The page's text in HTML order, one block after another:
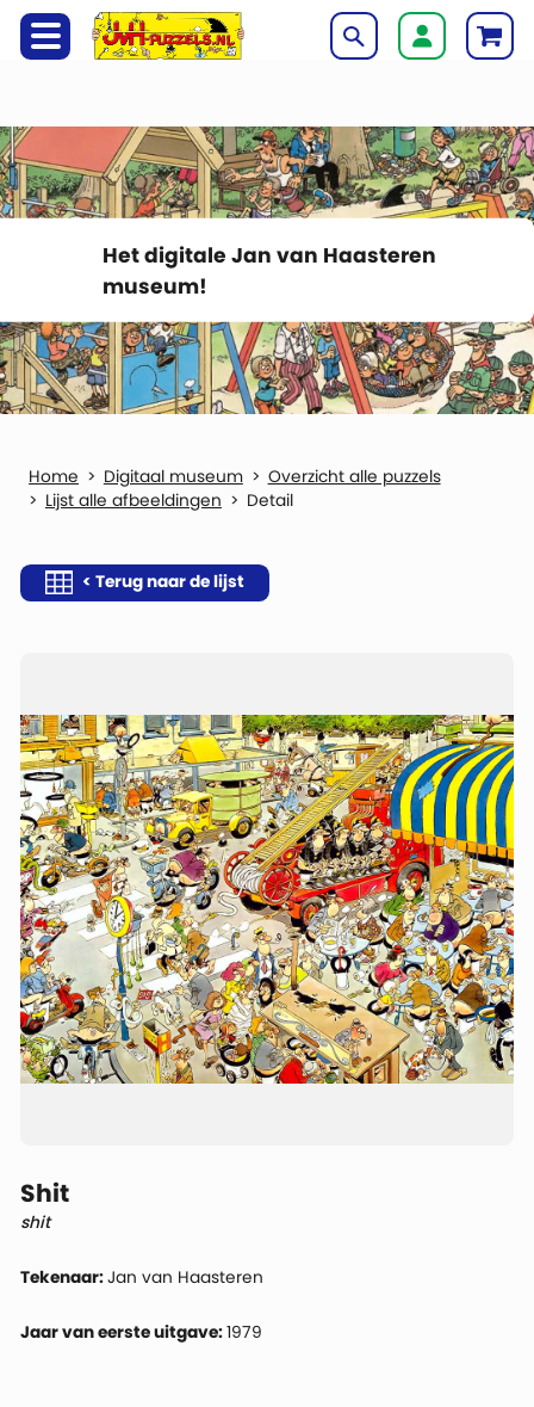
Het digitale Jan van Haasteren
museum!
Digitaal museum
Overzicht alle puzzels
Lijst alle afbeeldingen
Detail
< Terug naar de lijst
Shit
shit
Tekenaar:Jan van Haasteren
Jaar van eerste uitgave:1979